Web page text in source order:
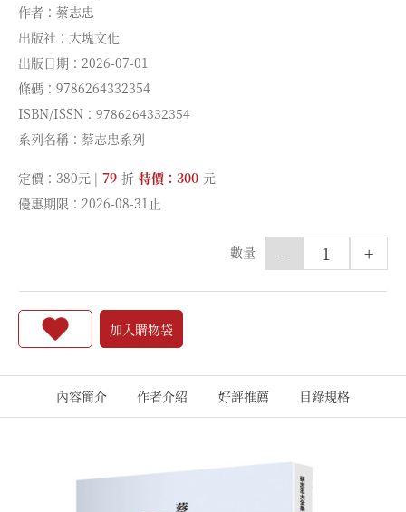
作者：蔡志忠
出版社：大塊文化
出版日期：2026-07-01
條碼：9786264332354
ISBN/ISSN：9786264332354
系列名稱：蔡志忠系列
定價：380元 | 79 折 特價：300 元
優惠期限：2026-08-31止
數量 +
-
加入購物袋
內容簡介 作者介紹 好評推薦 目錄規格